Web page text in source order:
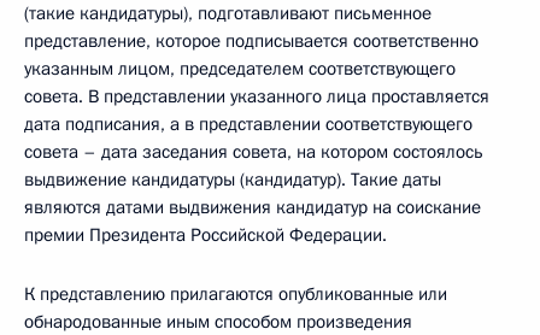
(такие кандидатуры), подготавливают письменное
представление, которое подписывается соответственно
указанным лицом, председателем соответствующего
совета. В представлении указанного лица проставляется
дата подписания, а в представлении соответствующего
совета – дата заседания совета, на котором состоялось
выдвижение кандидатуры (кандидатур). Такие даты
являются датами выдвижения кандидатур на соискание
премии Президента Российской Федерации.
К представлению прилагаются опубликованные или
обнародованные иным способом произведения